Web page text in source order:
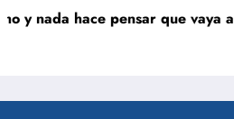
pensar que vaya a repuntar»